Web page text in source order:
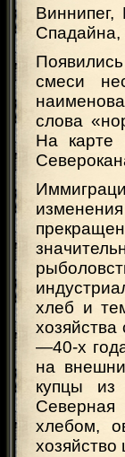
Спадайна,
смеси
слова
На карте
хлеб и
—40-х
на
купцы из
хлебом,